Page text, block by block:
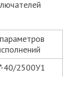
40/2500У1